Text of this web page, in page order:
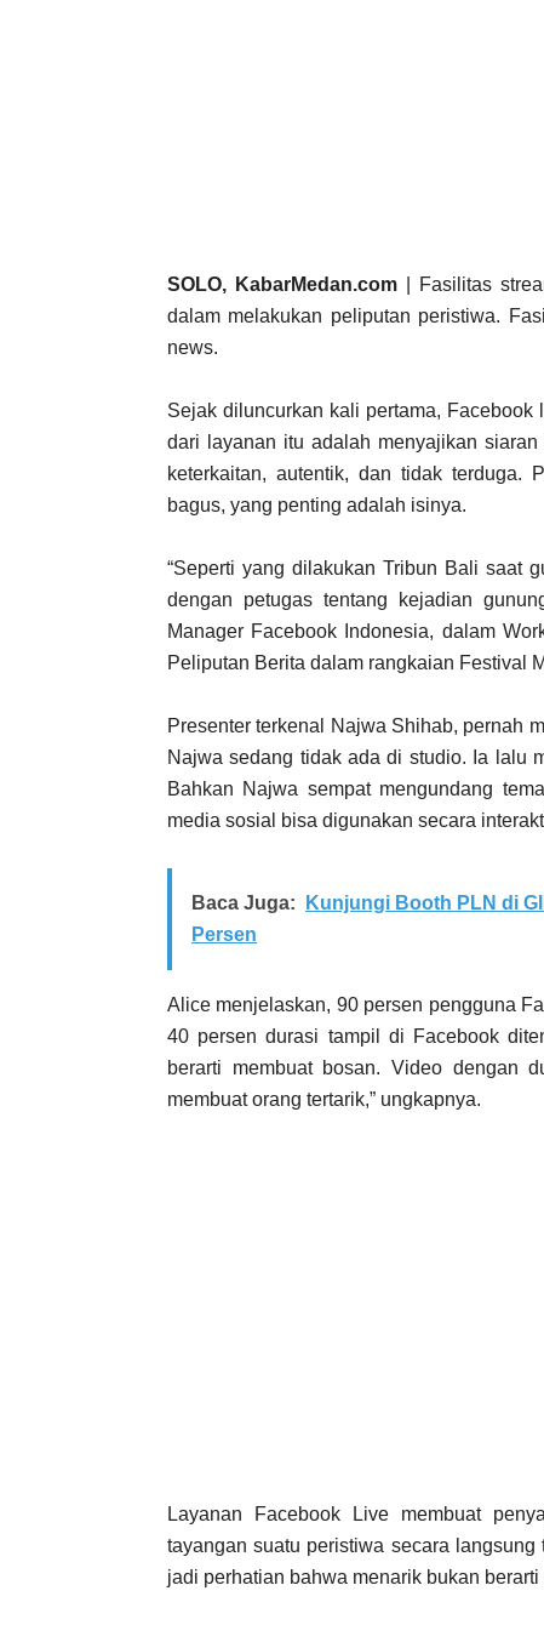
SOLO, KabarMedan.com | Fasilitas
dalam melakukan peliputan peristiwa.
news.
Sejak diluncurkan kali pertama,
dari layanan itu adalah menyajikan
keterkaitan, autentik, dan tidak terduga.
bagus, yang penting adalah isinya.
“Seperti yang dilakukan Tribun Bali saat
dengan petugas tentang kejadian
Manager Facebook Indonesia, dalam
Peliputan Berita dalam rangkaian Festival
Presenter terkenal Najwa Shihab, pernah
Najwa sedang tidak ada di studio. Ia lalu
Bahkan Najwa sempat mengundang
media sosial bisa digunakan secara
Baca Juga:
Kunjungi Booth PLN di
Persen
Alice menjelaskan, 90 persen pengguna
40 persen durasi tampil di Facebook
berarti membuat bosan. Video dengan
membuat orang tertarik,” ungkapnya.
Layanan Facebook Live membuat
tayangan suatu peristiwa secara
jadi perhatian bahwa menarik bukan